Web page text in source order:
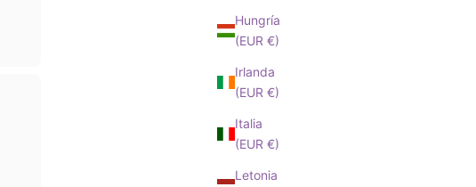
Hungría
(EUR €)
Irlanda
(EUR €)
Italia
(EUR €)
Letonia